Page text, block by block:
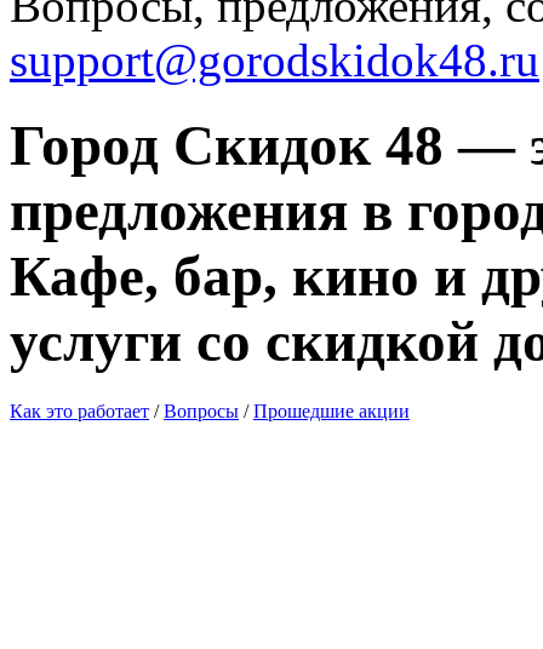
support@gorodskidok48.ru
Город Скидок 48 —
предложения в
Кафе, бар, кино и
услуги со скидкой
Как это работает / Вопросы / Прошедшие акции